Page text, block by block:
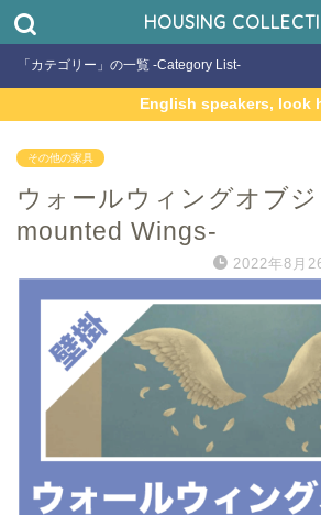
HOUSING
「カテゴリー」の一覧 -Category List-
English speakers, look
その他の家具
ウォールウィングオブ
mounted Wings-
2022年8月